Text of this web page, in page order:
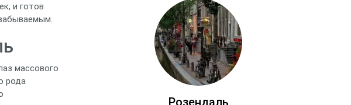
и готов
массового
рода
Розендаль